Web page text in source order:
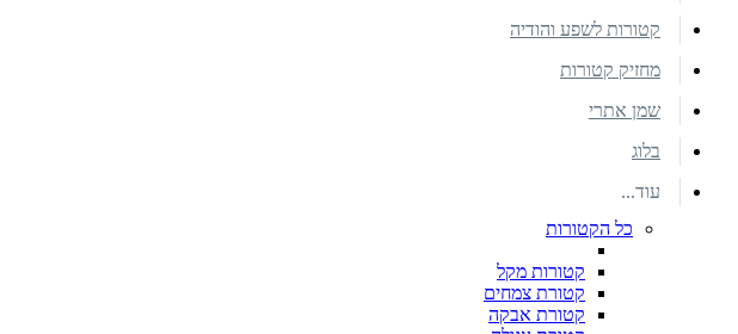
קטורות לשפע והודיה
מחזיק קטורות
שמן אתרי
בלוג
עוד...
כל הקטורות
קטורות מקל
קטורת צמחים
קטורת אבקה